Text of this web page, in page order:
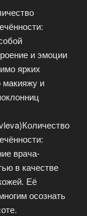
и эмоции
ярких
макияжу и
врача-
в качестве
Её
осознать